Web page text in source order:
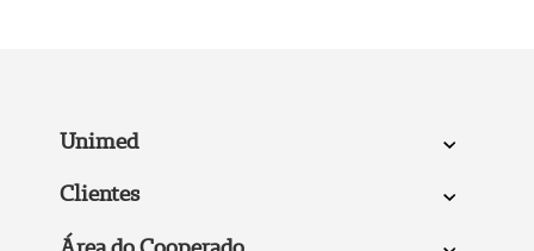
Unimed
Clientes